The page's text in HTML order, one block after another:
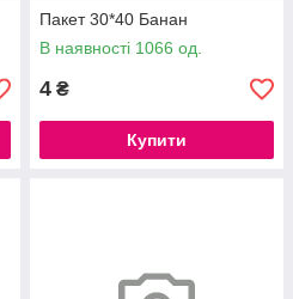
Пакет 30*40 Банан
В наявності 1066 од.
4 ₴
Купити